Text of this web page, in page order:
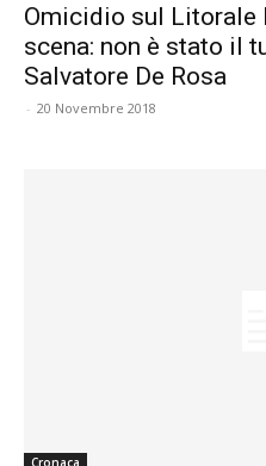
Omicidio sul Litorale
scena: non è stato il
Salvatore De Rosa
- 20 Novembre 2018